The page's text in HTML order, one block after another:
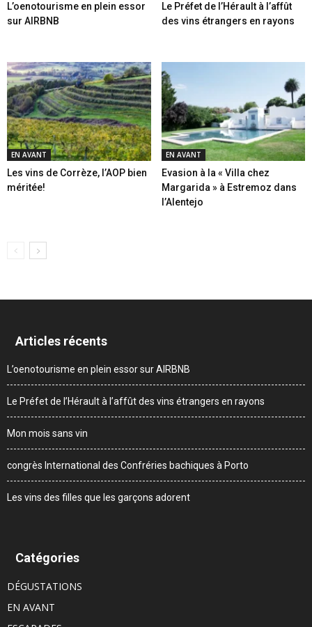
L’oenotourisme en plein essor
sur AIRBNB
Le Préfet de l’Hérault à l’affût
des vins étrangers en rayons
EN AVANT
Les vins de Corrèze, l’AOP bien
méritée!
EN AVANT
Evasion à la « Villa chez
Margarida » à Estremoz dans
l’Alentejo
Articles récents
L’oenotourisme en plein essor sur AIRBNB
Le Préfet de l’Hérault à l’affût des vins étrangers en rayons
Mon mois sans vin
congrès International des Confréries bachiques à Porto
Les vins des filles que les garçons adorent
Catégories
DÉGUSTATIONS
EN AVANT